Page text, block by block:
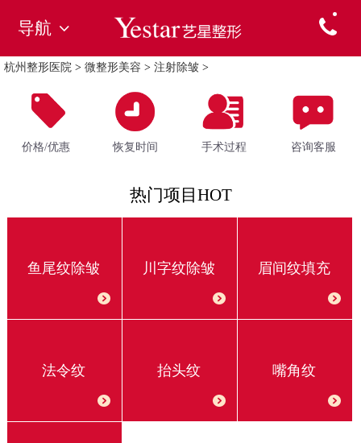
导航
杭州整形医院 > 微整形美容 > 注射除皱 >
价格/优惠 恢复时间 手术过程 咨询客服
热门项目HOT
鱼尾纹除皱 川字纹除皱 眉间纹填充
法令纹 抬头纹 嘴角纹